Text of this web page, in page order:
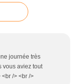
journée très
vous aviez tout
/> <br />